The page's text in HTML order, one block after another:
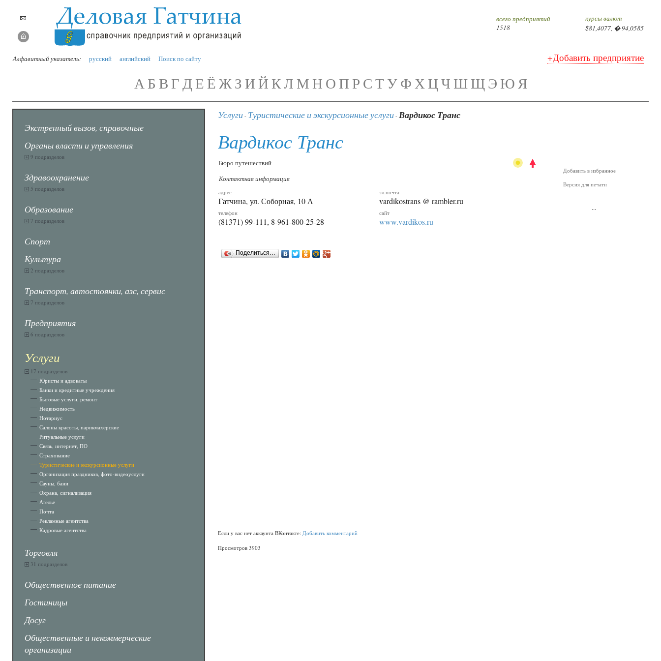
всего предприятий
1518
курсы валют
$81,4077, � 94,0585
Алфавитный указатель: русский английский Поиск по сайту +Добавить предприятие
АБ В ГД Е ЁЖЗ И Й КЛ М Н О П Р СТУФХЦЧ ШЩЭ ЮЯ
Экстренный вызов, справочные
Органы власти и управления
9 подразделов
Здравоохранение
5 подразделов
Образование
7 подразделов
Спорт
Культура
2 подразделов
Транспорт, автостоянки, азс, сервис
7 подразделов
Предприятия
6 подразделов
Услуги
17 подразделов
Юристы и адвокаты
Банки и кредитные учреждения
Бытовые услуги, ремонт
Недвижимость
Нотариус
Салоны красоты, парикмахерские
Ритуальные услуги
Связь, интернет, ПО
Страхование
Туристические и экскурсионные услуги
Организация праздников, фото-видеоуслуги
Сауны, бани
Охрана, сигнализация
Ателье
Почта
Рекламные агентства
Кадровые агентства
Торговля
31 подразделов
Общественное питание
Гостиницы
Досуг
Общественные и некоммерческие
организации
Услуги - Туристические и экскурсионные услуги -Вардикос Транс
Вардикос Транс
Бюро путешествий
Контактная информация
адрес
Гатчина, ул. Соборная, 10 А
телефон
(81371) 99-111, 8-961-800-25-28
эл.почта
vardikostrans @ rambler.ru
сайт
www.vardikos.ru
Поделиться…
Добавить в избранное
Версия для печати
...
Если у вас нет аккаунта ВКонтакте:Добавить комментарий
Просмотров 3903